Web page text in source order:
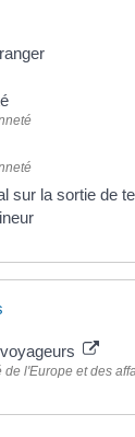
sur la sortie de
de l'Europe et des